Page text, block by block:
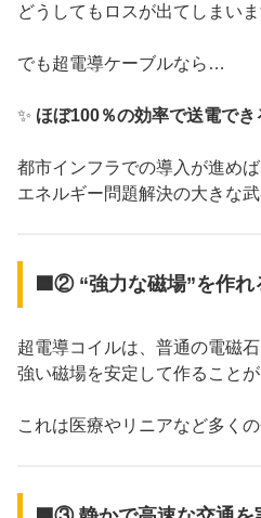
どうしてもロスが出てしまいま
でも超電導ケーブルなら…
✨ ほぼ100％の効率で送電でき
都市インフラでの導入が進めば
エネルギー問題解決の大きな武
🟦② “強力な磁場”を作れ
超電導コイルは、普通の電磁
強い磁場を安定して作ることが
これは医療やリニアなど多くの